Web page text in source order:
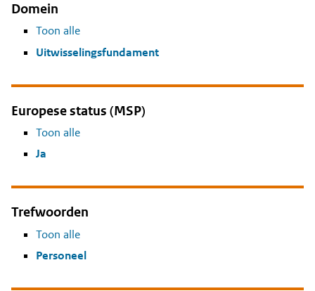
Domein
Toon alle
Uitwisselingsfundament
Europese status (MSP)
Toon alle
Ja
Trefwoorden
Toon alle
Personeel